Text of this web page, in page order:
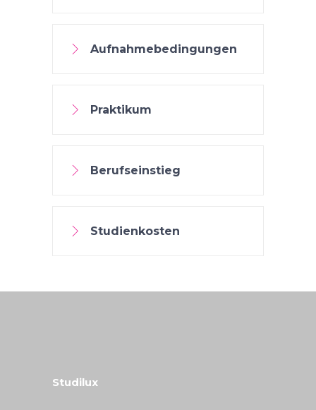
Aufnahmebedingungen
Praktikum
Berufseinstieg
Studienkosten
Studilux